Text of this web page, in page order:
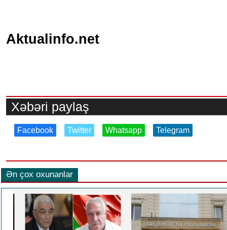
Aktualinfo.net
Xəbəri paylaş
Facebook Twitter Whatsapp Telegram
Ən çox oxunanlar